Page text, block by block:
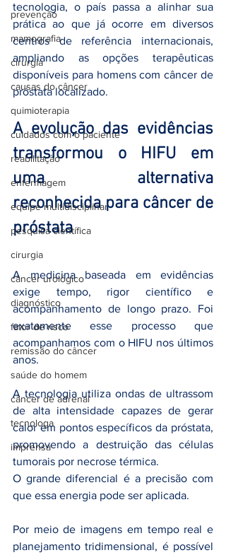
prevenção
mamografia
cirurgia
causas do câncer
quimioterapia
cuidados com o paciente
reabilitação
enfermagem
equipe multidisciplinar
pesquisa científica
cirurgia
câncer urológico
diagnóstico
fator de risco
remissão do câncer
saúde do homem
câncer de adrenal
tecnologa
imprensa
tecnologia, o país passa a alinhar sua
prática ao que já ocorre em diversos
centros de referência internacionais,
ampliando as opções terapêuticas
disponíveis para homens com câncer de
próstata localizado.
A evolução das evidências
transformou o HIFU em
uma alternativa
reconhecida para câncer de
próstata
A medicina baseada em evidências
exige tempo, rigor científico e
acompanhamento de longo prazo. Foi
exatamente esse processo que
acompanhamos com o HIFU nos últimos
anos.
A tecnologia utiliza ondas de ultrassom
de alta intensidade capazes de gerar
calor em pontos específicos da próstata,
promovendo a destruição das células
tumorais por necrose térmica.
O grande diferencial é a precisão com
que essa energia pode ser aplicada.
Por meio de imagens em tempo real e
planejamento tridimensional, é possível